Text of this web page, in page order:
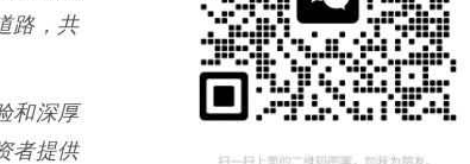
路，共
和深厚
者提供